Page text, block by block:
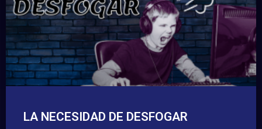
LA NECESIDAD DE DESFOGAR